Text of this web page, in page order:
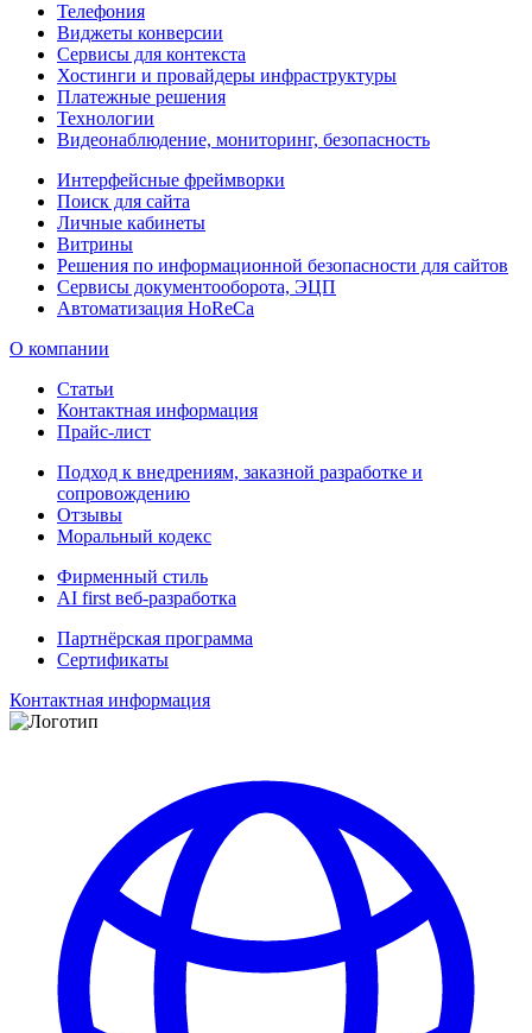
Телефония
Виджеты конверсии
Сервисы для контекста
Хостинги и провайдеры инфраструктуры
Платежные решения
Технологии
Видеонаблюдение, мониторинг, безопасность
Интерфейсные фреймворки
Поиск для сайта
Личные кабинеты
Витрины
Решения по информационной безопасности для сайтов
Сервисы документооборота, ЭЦП
Автоматизация HoReCa
О компании
Статьи
Контактная информация
Прайс-лист
Подход к внедрениям, заказной разработке и
сопровождению
Отзывы
Моральный кодекс
Фирменный стиль
AI first веб-разработка
Партнёрская программа
Сертификаты
Контактная информация